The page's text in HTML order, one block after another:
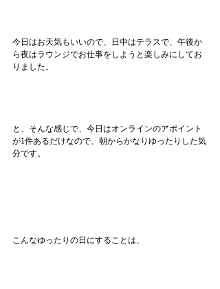
今日はお天気もいいので、日中はテラスで、午後か
ら夜はラウンジでお仕事をしようと楽しみにしてお
りました。
と、そんな感じで、今日はオンラインのアポイント
が1件あるだけなので、朝からかなりゆったりした気
分です。
こんなゆったりの日にすることは、